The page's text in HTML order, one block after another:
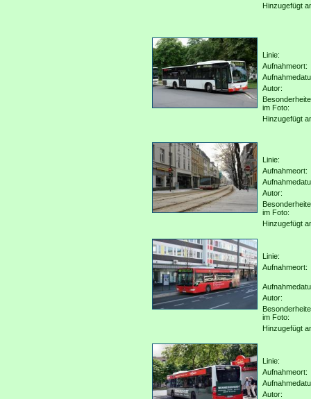
Hinzugefügt
Linie:
Aufnahmeort:
Autor:
im Foto:
Hinzugefügt
Linie:
Aufnahmeort:
Autor:
im Foto:
Hinzugefügt
Linie:
Aufnahmeort:
Autor:
im Foto:
Hinzugefügt
Linie:
Aufnahmeort:
Autor: